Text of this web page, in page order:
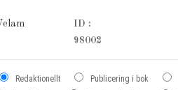
ID :
98002
Redaktionellt Publicering i bok